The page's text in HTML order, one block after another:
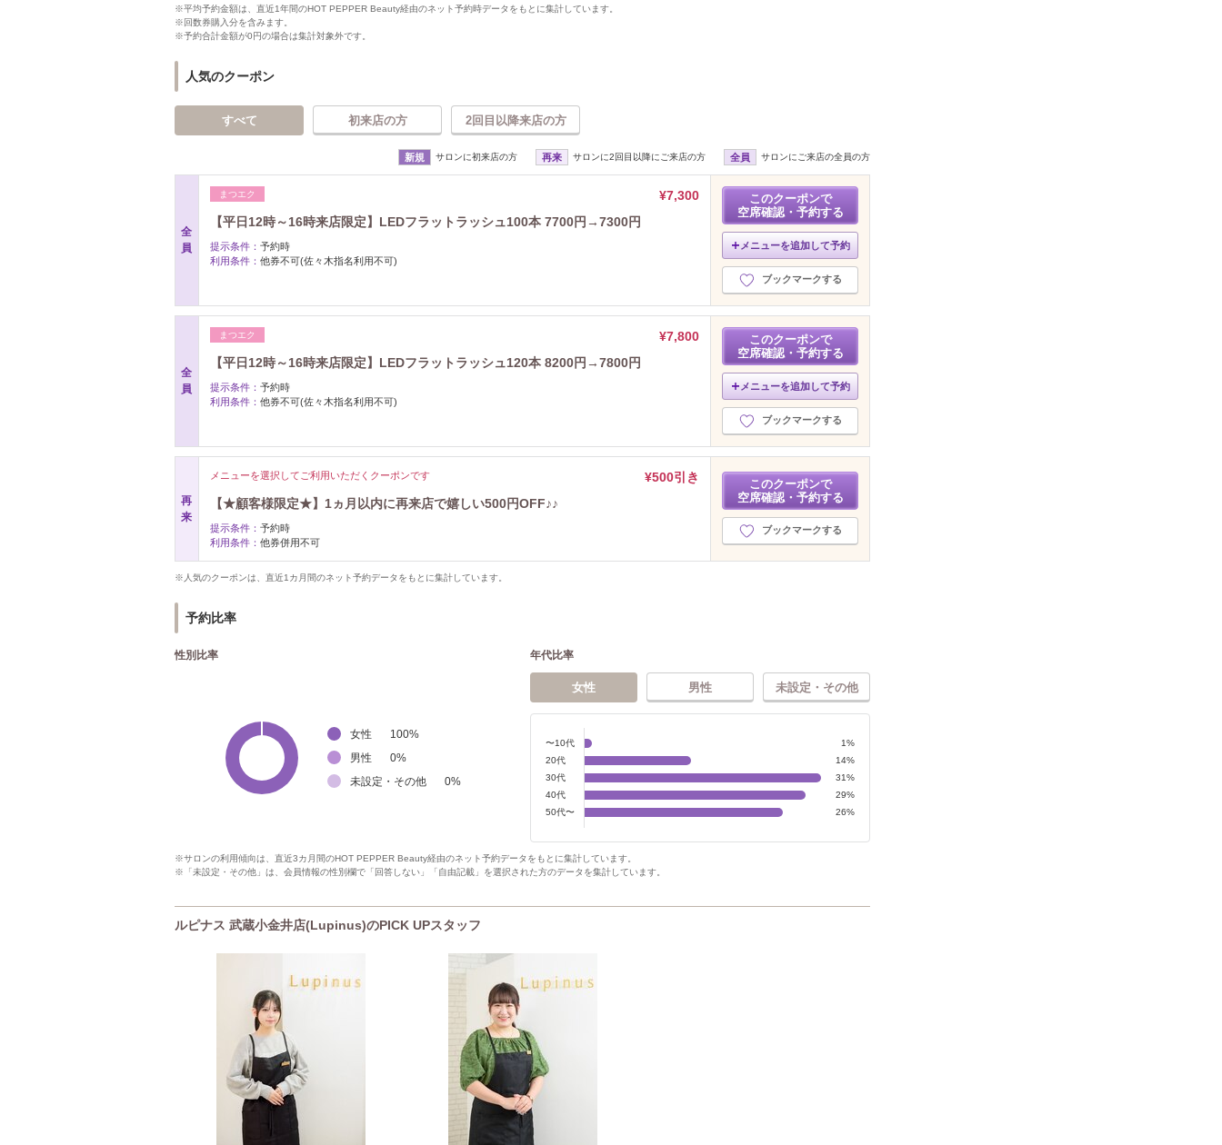
※平均予約金額は、直近1年間のHOT PEPPER Beauty経由のネット予約時データをもとに集計しています。
※回数券購入分を含みます。
※予約合計金額が0円の場合は集計対象外です。
人気のクーポン
すべて 初来店の方 2回目以降来店の方
新規 サロンに初来店の方 再来 サロンに2回目以降にご来店の方 全員 サロンにご来店の全員の方
全
員
まつエク
¥7,300
【平日12時～16時来店限定】LEDフラットラッシュ100本 7700円→7300円
提示条件： 予約時
利用条件： 他券不可(佐々木指名利用不可)
このクーポンで
空席確認・予約する
メニューを追加して予約
ブックマークする
全
員
まつエク
¥7,800
【平日12時～16時来店限定】LEDフラットラッシュ120本 8200円→7800円
提示条件： 予約時
利用条件： 他券不可(佐々木指名利用不可)
このクーポンで
空席確認・予約する
メニューを追加して予約
ブックマークする
再
来
メニューを選択してご利用いただくクーポンです
¥500引き
【★顧客様限定★】1ヵ月以内に再来店で嬉しい500円OFF♪♪
提示条件： 予約時
利用条件： 他券併用不可
このクーポンで
空席確認・予約する
ブックマークする
※人気のクーポンは、直近1カ月間のネット予約データをもとに集計しています。
予約比率
性別比率
女性 100%
男性
0%
未設定・その他
0%
年代比率
女性 男性 未設定・その他
〜10代
1%
20代
14%
30代
31%
40代
29%
50代〜
26%
※サロンの利用傾向は、直近3カ月間のHOT PEPPER Beauty経由のネット予約データをもとに集計しています。
※「未設定・その他」は、会員情報の性別欄で「回答しない」「自由記載」を選択された方のデータを集計しています。
ルピナス 武蔵小金井店(Lupinus)のPICK UPスタッフ